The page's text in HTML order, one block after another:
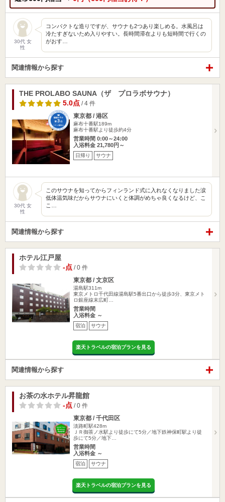
30代 女
性
コンパクトな造りですが、サウナも2つあり楽しめる。水風呂は
冷たすぎないため入りやすい。長時間滞在よりも短時間で行くの
がおす…
関連情報から探す
THE PROLABO SAUNA（ザ プロラボサウナ）
5.0点 / 4 件
東京都 / 港区
麻布十番駅189m
麻布十番駅より徒歩約4分
営業時間 0:00～24:00
入浴料金 21,780円～
日帰り サウナ
30代 女
性
このサウナを知ってからフィンランド式に入れなくなりました涙
低体温気味だからサウナにいくと体調がめちゃ良くなるけど、こ
こ…
関連情報から探す
ホテル江戸屋
-点 / 0 件
東京都 / 文京区
湯島駅311m
東京メトロ千代田線湯島駅5番出口から徒歩3分、東京メト
ロ銀座線末広町…
営業時間
入浴料金 ～
宿泊 サウナ
楽天トラベルの宿泊プランを見る
関連情報から探す
お茶の水ホテル昇龍館
-点 / 0 件
東京都 / 千代田区
淡路町駅428m
ＪＲ御茶ノ水駅より徒歩にて5分／地下鉄神保町駅より徒
歩にて5分／地下…
営業時間
入浴料金 ～
宿泊 サウナ
楽天トラベルの宿泊プランを見る